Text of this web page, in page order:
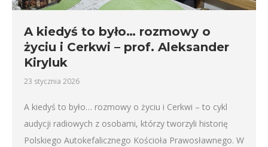
A kiedyś to było… rozmowy o
życiu i Cerkwi – prof. Aleksander
Kiryluk
23 stycznia 2026
A kiedyś to było… rozmowy o życiu i Cerkwi – to cykl
audycji radiowych z osobami, którzy tworzyli historię
Polskiego Autokefalicznego Kościoła Prawosławnego. W